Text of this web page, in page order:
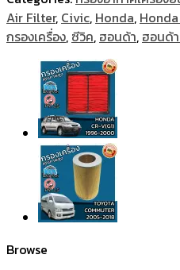
Air Filter, Civic, Honda,
กรองเครื่อง, ซีวิค, ฮอนด้า, ฮอนด้
Browse